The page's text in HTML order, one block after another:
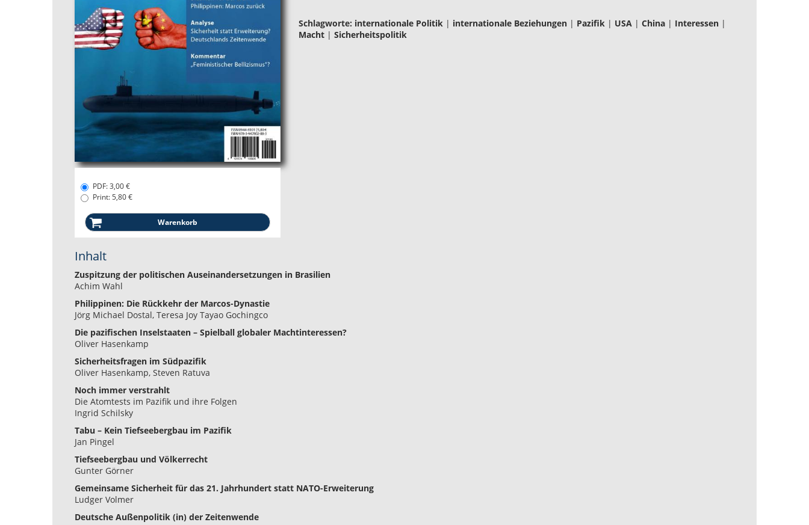
PDF: 3,00 €
Print: 5,80 €
Schlagworte: internationale Politik| internationale Beziehungen| Pazifik| USA| China| Interessen|
Macht| Sicherheitspolitik
Inhalt
Zuspitzung der politischen Auseinandersetzungen in Brasilien
Achim Wahl
Philippinen: Die Rückkehr der Marcos-Dynastie
Jörg Michael Dostal, Teresa Joy Tayao Gochingco
Die pazifischen Inselstaaten – Spielball globaler Machtinteressen?
Oliver Hasenkamp
Sicherheitsfragen im Südpazifik
Oliver Hasenkamp, Steven Ratuva
Noch immer verstrahlt
Die Atomtests im Pazifik und ihre Folgen
Ingrid Schilsky
Tabu – Kein Tiefseebergbau im Pazifik
Jan Pingel
Tiefseebergbau und Völkerrecht
Gunter Görner
Gemeinsame Sicherheit für das 21. Jahrhundert statt NATO-Erweiterung
Ludger Volmer
Deutsche Außenpolitik (in) der Zeitenwende